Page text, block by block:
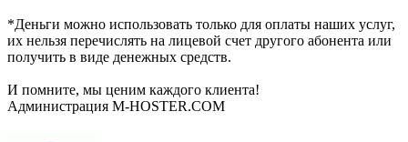
*Деньги можно использовать только для оплаты наших услуг,
их нельзя перечислять на лицевой счет другого абонента или
получить в виде денежных средств.
И помните, мы ценим каждого клиента!
Администрация M-HOSTER.COM